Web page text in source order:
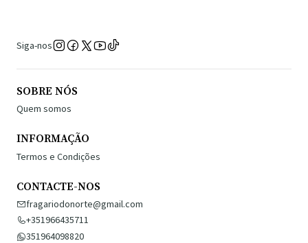
Siga-nos
SOBRE NÓS
Quem somos
INFORMAÇÃO
Termos e Condições
CONTACTE-NOS
fragariodonorte@gmail.com
+351966435711
351964098820